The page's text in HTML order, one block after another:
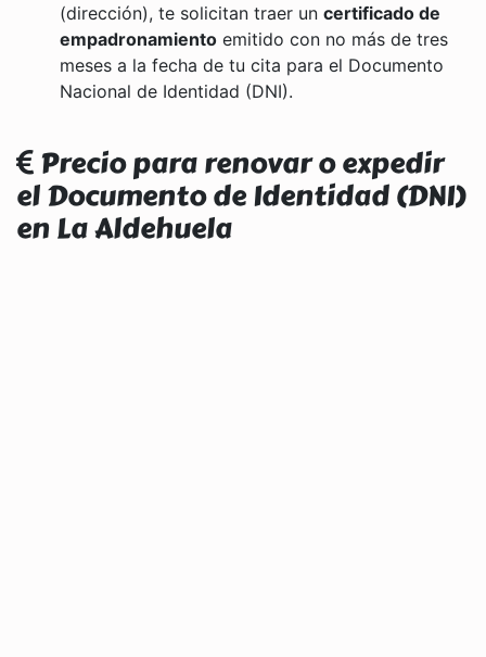
(dirección), te solicitan traer un certificado de
empadronamiento emitido con no más de tres
meses a la fecha de tu cita para el Documento
Nacional de Identidad (DNI).
Precio para renovar o expedir
el Documento de Identidad (DNI)
en La Aldehuela